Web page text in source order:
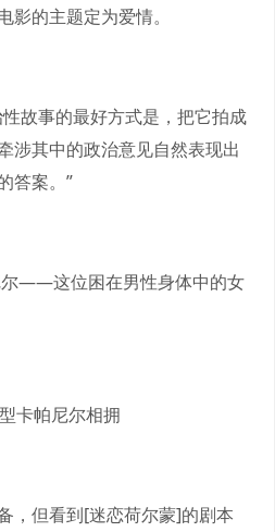
的主题定为爱情。
故事的最好方式是，把它拍成
涉其中的政治意见自然表现出
答案。”
尔——这位困在男性身体中的女
卡帕尼尔相拥
，但看到[迷恋荷尔蒙]的剧本